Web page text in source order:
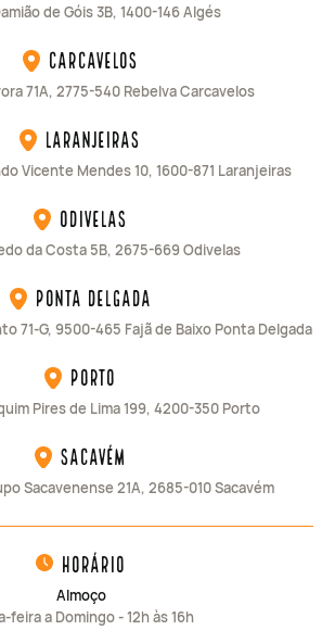
de Góis 3B, 1400-146 Algés
Carcavelos
71A, 2775-540 Rebelva Carcavelos
Laranjeiras
Vicente Mendes 10, 1600-871 Laranjeiras
Odivelas
da Costa 5B, 2675-669 Odivelas
Ponta Delgada
71-G, 9500-465 Fajã de Baixo Ponta Delgada
Porto
Pires de Lima 199, 4200-350 Porto
Sacavém
Sacavenense 21A, 2685-010 Sacavém
horário
Almoço
feira a Domingo - 12h às 16h